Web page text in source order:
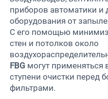
приборов автоматики и
оборудования от
С его помощью
стен и потолков около
FBG могут применяться
ступени очистки перед
фильтрами.